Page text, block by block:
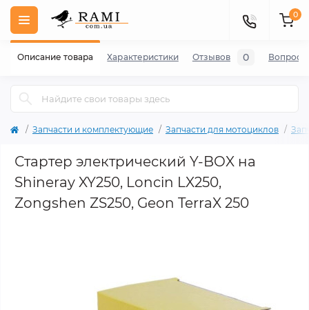
0
Запчасти и комплектующие Запчасти для мотоциклов
Стартер электрический Y-BOX на
Shineray XY250, Loncin LX250,
Zongshen ZS250, Geon TerraX 250
Описание товара Характеристики Отзывов 0 Вопросы